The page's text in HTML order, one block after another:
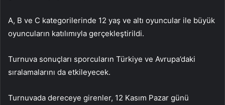
A, B ve C kategorilerinde 12 yaş ve altı oyuncular ile büyük
oyuncuların katılımıyla gerçekleştirildi.
Turnuva sonuçları sporcuların Türkiye ve Avrupa’daki
sıralamalarını da etkileyecek.
Turnuvada dereceye girenler, 12 Kasım Pazar günü